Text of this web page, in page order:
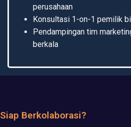
perusahaan
Konsultasi 1-on-1 pemilik
Pendampingan tim
berkala
Siap Berkolaborasi?